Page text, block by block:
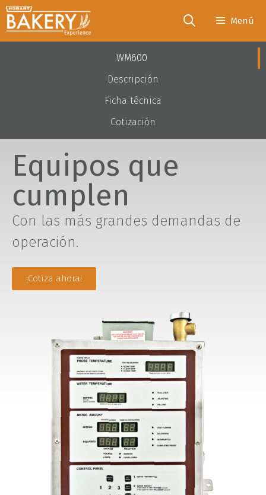
Menú
WM600
Descripción
Ficha técnica
Cotización
Equipos que
cumplen
Con las más grandes demandas de
operación.
¡Cotiza ahora!